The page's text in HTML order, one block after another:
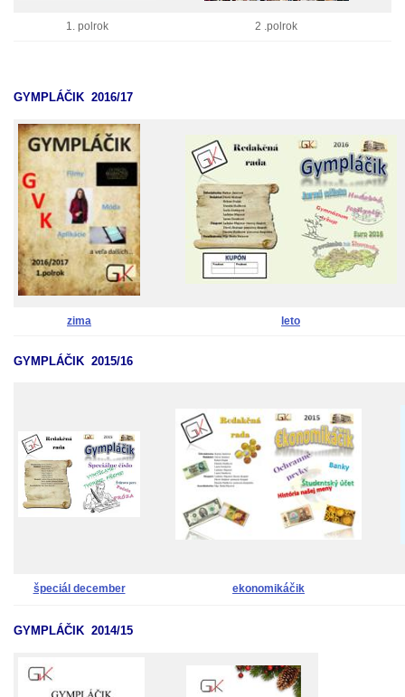
1. polrok 2 .polrok
GYMPLÁČIK 2016/17
zima leto
GYMPLÁČIK 2015/16
špeciál december ekonomikáčik
GYMPLÁČIK 2014/15